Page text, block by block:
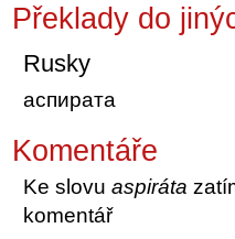
Překlady do
Rusky
аспирата
Komentáře
Ke slovuaspiráta
komentář